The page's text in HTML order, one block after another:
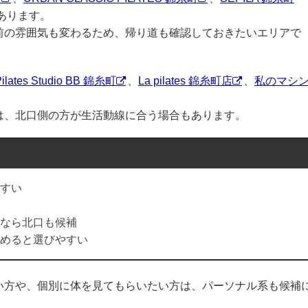
ります。
雰囲気も変わるため、帰り道も確認しておきたいエリアで
Studio BB 錦糸町 La pilates 錦糸町店 私のマシ
北口側の方が生活動線に合う場合もあります。
い
ら北口も候補
ると選びやすい
や、個別に体を見てもらいたい方は、パーソナル系も候補